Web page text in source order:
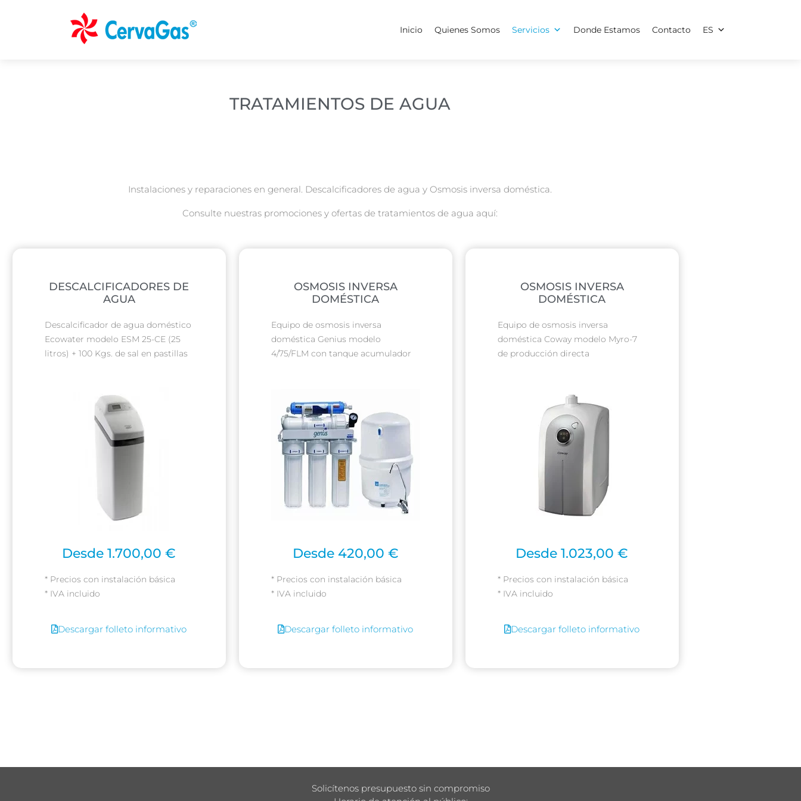
Inicio Quienes Somos Servicios Donde Estamos Contacto ES
TRATAMIENTOS DE AGUA
Instalaciones y reparaciones en general. Descalcificadores de agua y Osmosis inversa doméstica.
Consulte nuestras promociones y ofertas de tratamientos de agua aquí:
DESCALCIFICADORES DE
AGUA
Descalcificador de agua doméstico
Ecowater modelo ESM 25-CE (25
litros) + 100 Kgs. de sal en pastillas
Desde 1.700,00 €
* Precios con instalación básica
* IVA incluido
Descargar folleto informativo
OSMOSIS INVERSA
DOMÉSTICA
Equipo de osmosis inversa
doméstica Genius modelo
4/75/FLM con tanque acumulador
Desde 420,00 €
* Precios con instalación básica
* IVA incluido
Descargar folleto informativo
OSMOSIS INVERSA
DOMÉSTICA
Equipo de osmosis inversa
doméstica Coway modelo Myro-7
de producción directa
Desde 1.023,00 €
* Precios con instalación básica
* IVA incluido
Descargar folleto informativo
Solicítenos presupuesto sin compromiso